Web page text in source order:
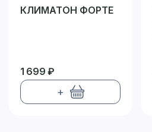
КЛИМАТОН ФОРТЕ
1 699 ₽
+